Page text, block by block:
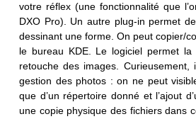
votre réflex (une fonctionnalité que
DXO Pro). Un autre plug-in permet
dessinant une forme. On peut copier/
le bureau KDE. Le logiciel permet
retouche des images.
gestion des photos : on ne peut
que d’un répertoire donné et l’ajout
une copie physique des fichiers dans